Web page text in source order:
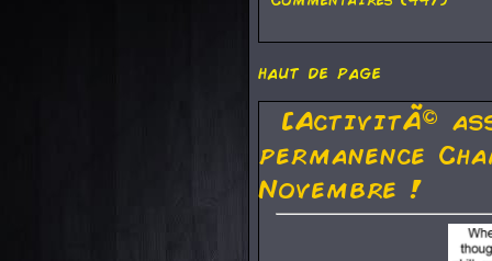
haut de page
[ActivitÃ©
permanence
Novembre !